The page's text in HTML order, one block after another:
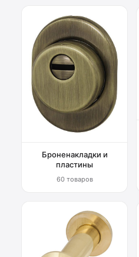
Броненакладки и
пластины
60 товаров